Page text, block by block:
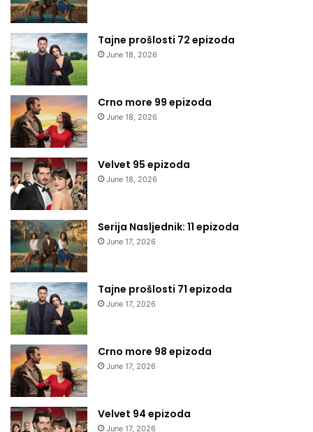
Tajne prošlosti 72 epizoda
June 18, 2026
Crno more 99 epizoda
June 18, 2026
Velvet 95 epizoda
June 18, 2026
Serija Nasljednik: 11 epizoda
June 17, 2026
Tajne prošlosti 71 epizoda
June 17, 2026
Crno more 98 epizoda
June 17, 2026
Velvet 94 epizoda
June 17, 2026